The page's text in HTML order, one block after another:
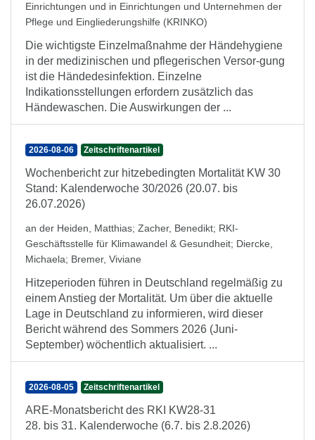
Einrichtungen und in Einrichtungen und Unternehmen der
Pflege und Eingliederungshilfe (KRINKO)
Die wichtigste Einzelmaßnahme der Händehygiene
in der medizinischen und pflegerischen Versor-gung
ist die Händedesinfektion. Einzelne
Indikationsstellungen erfordern zusätzlich das
Händewaschen. Die Auswirkungen der ...
2026-08-06 Zeitschriftenartikel
Wochenbericht zur hitzebedingten Mortalität KW 30
Stand: Kalenderwoche 30/2026 (20.07. bis
26.07.2026)
an der Heiden, Matthias; Zacher, Benedikt; RKI-
Geschäftsstelle für Klimawandel & Gesundheit; Diercke,
Michaela; Bremer, Viviane
Hitzeperioden führen in Deutschland regelmäßig zu
einem Anstieg der Mortalität. Um über die aktuelle
Lage in Deutschland zu informieren, wird dieser
Bericht während des Sommers 2026 (Juni-
September) wöchentlich aktualisiert. ...
2026-08-05 Zeitschriftenartikel
ARE-Monatsbericht des RKI KW28-31
28. bis 31. Kalenderwoche (6.7. bis 2.8.2026)